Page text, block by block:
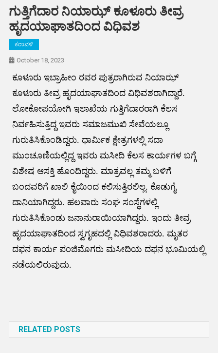
ಗುತ್ತಿಗೆದಾರ ನಿಯಾಝ್ ಕೂಳೂರು ತೀವ್ರ
ಹೃದಯಾಘಾತದಿಂದ ವಿಧಿವಶ
ಕರಾವಳಿ
October 18, 2023
ಕೂಳೂರು ಇಬ್ರಾಹೀಂ ರವರ ಪುತ್ರರಾಗಿರುವ ನಿಯಾಝ್
ಕೂಳೂರು ತೀವ್ರ ಹೃದಯಾಘಾತದಿಂದ ವಿಧಿವಶರಾಗಿದ್ದಾರೆ.
ಲೋಕೋಪಯೋಗಿ ಇಲಾಖೆಯ ಗುತ್ತಿಗೆದಾರರಾಗಿ ಕೆಲಸ
ನಿರ್ವಹಿಸುತ್ತಿದ್ದ ಇವರು ಸಮಾಜಮುಖಿ ಸೇವೆಯಲ್ಲೂ
ಗುರುತಿಸಿಕೊಂಡಿದ್ದರು. ಧಾರ್ಮಿಕ ಕ್ಷೇತ್ರಗಳಲ್ಲಿ ಸದಾ
ಮುಂಚೂಣಿಯಲ್ಲಿದ್ದ ಇವರು ಮಸೀದಿ ಕೆಲಸ ಕಾರ್ಯಗಳ ಬಗ್ಗೆ
ವಿಶೇಷ ಆಸಕ್ತಿ ಹೊಂದಿದ್ದರು. ಮಾತ್ರವಲ್ಲ ತಮ್ಮ ಬಳಿಗೆ
ಬಂದವರಿಗೆ ಖಾಲಿ ಕೈಯಿಂದ ಕಲಿಸುತ್ತಿರಲಿಲ್ಲ. ಕೊಡುಗೈ
ದಾನಿಯಾಗಿದ್ದರು. ಹಲವಾರು ಸಂಘ ಸಂಸ್ಥೆಗಳಲ್ಲಿ
ಗುರುತಿಸಿಕೊಂಡು ಜನಾನುರಾಯಿಯಾಗಿದ್ದರು. ಇಂದು ತೀವ್ರ
ಹೃದಯಾಘಾತದಿಂದ ಸ್ವಗೃಹದಲ್ಲಿ ವಿಧಿವಶರಾದರು. ಮೃತರ
ದಫನ ಕಾರ್ಯ ಪಂಜಿಮೊಗರು ಮಸೀದಿಯ ದಫನ ಭೂಮಿಯಲ್ಲಿ
ನಡೆಯಲಿರುವುದು.
RELATED POSTS